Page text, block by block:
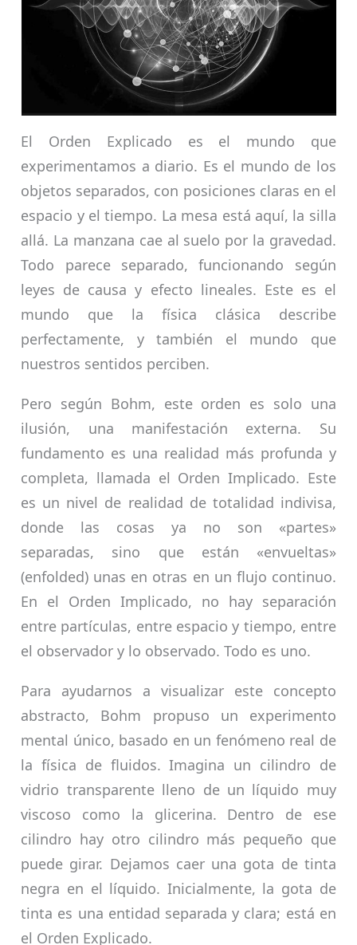
El Orden Explicado es el mundo que
experimentamos a diario. Es el mundo de los
objetos separados, con posiciones claras en el
espacio y el tiempo. La mesa está aquí, la silla
allá. La manzana cae al suelo por la gravedad.
Todo parece separado, funcionando según
leyes de causa y efecto lineales. Este es el
mundo que la física clásica describe
perfectamente, y también el mundo que
nuestros sentidos perciben.
Pero según Bohm, este orden es solo una
ilusión, una manifestación externa. Su
fundamento es una realidad más profunda y
completa, llamada el Orden Implicado. Este
es un nivel de realidad de totalidad indivisa,
donde las cosas ya no son «partes»
separadas, sino que están «envueltas»
(enfolded) unas en otras en un flujo continuo.
En el Orden Implicado, no hay separación
entre partículas, entre espacio y tiempo, entre
el observador y lo observado. Todo es uno.
Para ayudarnos a visualizar este concepto
abstracto, Bohm propuso un experimento
mental único, basado en un fenómeno real de
la física de fluidos. Imagina un cilindro de
vidrio transparente lleno de un líquido muy
viscoso como la glicerina. Dentro de ese
cilindro hay otro cilindro más pequeño que
puede girar. Dejamos caer una gota de tinta
negra en el líquido. Inicialmente, la gota de
tinta es una entidad separada y clara; está en
el Orden Explicado.